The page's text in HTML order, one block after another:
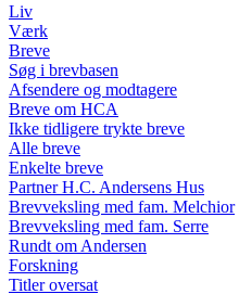
Liv
Værk
Breve
Søg i brevbasen
Afsendere og modtagere
Breve om HCA
Ikke tidligere trykte breve
Alle breve
Enkelte breve
Partner H.C. Andersens Hus
Brevveksling med fam. Melchior
Brevveksling med fam. Serre
Rundt om Andersen
Forskning
Titler oversat